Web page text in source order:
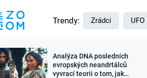
Výročí
Trendy: Zrádci UFO
Analýza DNA posledních
evropských neandrtálců
vyvrací teorii o tom, jak